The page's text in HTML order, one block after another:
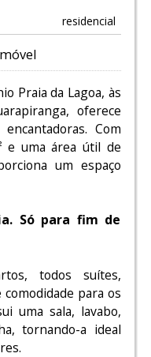
residencial
Praia da Lagoa, às
oferece
Com
e uma área útil de
um espaço
Só para fim de
todos suítes,
para os
uma sala, lavabo,
tornando-a ideal